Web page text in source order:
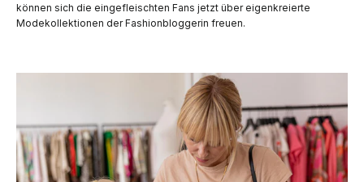
können sich die eingefleischten Fans jetzt über eigenkreierte
Modekollektionen der Fashionbloggerin freuen.